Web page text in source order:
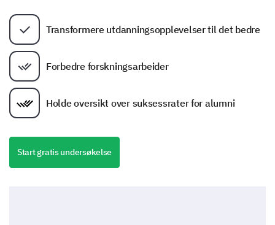
Transformere utdanningsopplevelser til det bedre
Forbedre forskningsarbeider
Holde oversikt over suksessrater for alumni
Start gratis undersøkelse